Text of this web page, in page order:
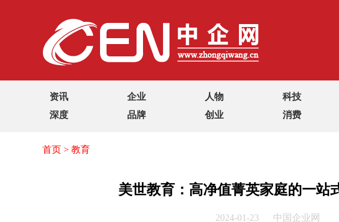
科技
人物
企业
资讯
消费
创业
品牌
深度
首页 > 教育
美世教育：高净值菁英家庭的一站
2024-01-23 中国企业网